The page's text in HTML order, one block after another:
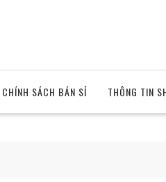
CHÍNH SÁCH BÁN SỈ THÔNG TIN